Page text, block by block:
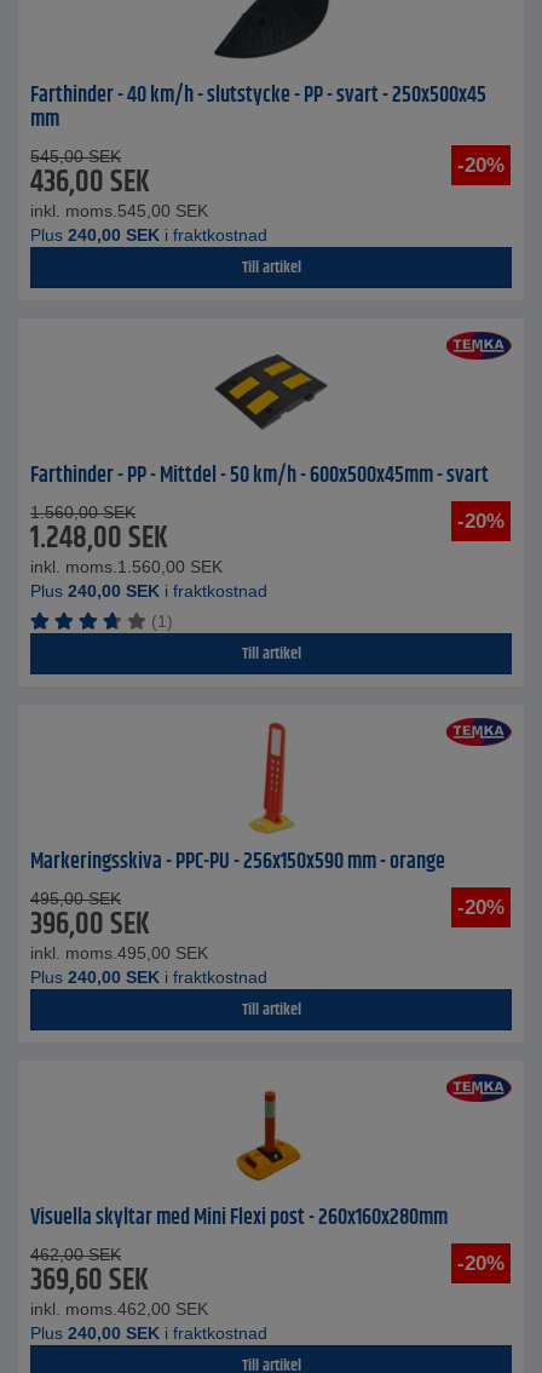
Farthinder - 40 km/h - slutstycke - PP - svart - 250x500x45
mm
-20%
545,00 SEK
436,00SEK
inkl. moms. 545,00 SEK
Plus 240,00 SEK i fraktkostnad
Till artikel
Farthinder - PP - Mittdel - 50 km/h - 600x500x45mm - svart
-20%
1.560,00 SEK
1.248,00SEK
inkl. moms. 1.560,00 SEK
Plus 240,00 SEK i fraktkostnad
(1)
Till artikel
Markeringsskiva - PPC-PU - 256x150x590 mm - orange
-20%
495,00 SEK
396,00SEK
inkl. moms. 495,00 SEK
Plus 240,00 SEK i fraktkostnad
Till artikel
Visuella skyltar med Mini Flexi post - 260x160x280mm
-20%
462,00 SEK
369,60SEK
inkl. moms. 462,00 SEK
Plus 240,00 SEK i fraktkostnad
Till artikel